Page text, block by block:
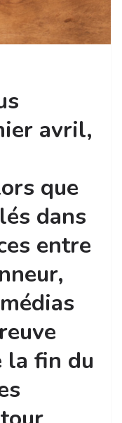
avril,
que
dans
entre
la fin du